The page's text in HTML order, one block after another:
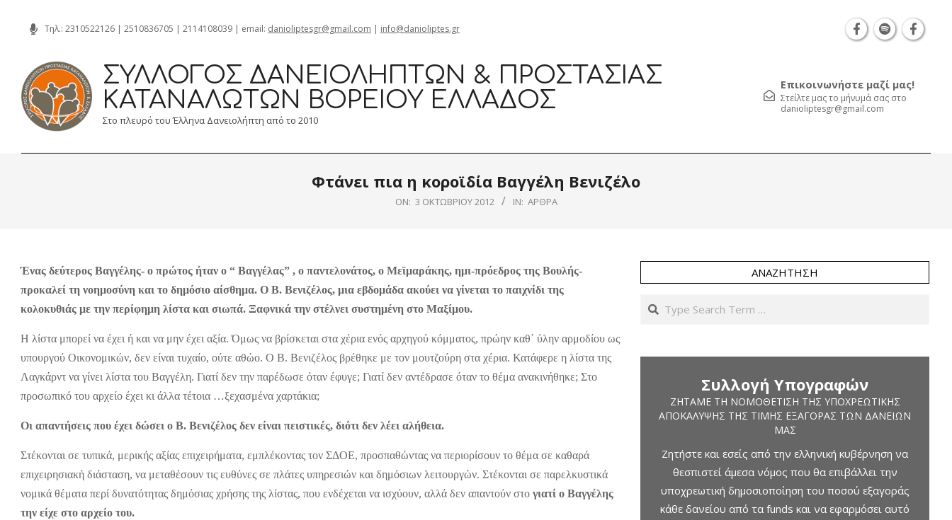
content
Τηλ.: 2310522126 | 2510836705 | 2114108039 | email: danioliptesgr@gmail.com | info@danioliptes.gr
ΣΎΛΛΟΓΟΣ ΔΑΝΕΙΟΛΗΠΤΏΝ & ΠΡΟΣΤΑΣΊΑΣ
ΚΑΤΑΝΑΛΩΤΏΝ ΒΟΡΕΊΟΥ ΕΛΛΆΔΟΣ
Στο πλευρό του Έλληνα Δανειολήπτη από το 2010
Επικοινωνήστε μαζί μας!
Στείλτε μας το μήνυμά σας στο
danioliptesgr@gmail.com
Φτάνει πια η κοροϊδία Βαγγέλη Βενιζέλο
ON: 3 ΟΚΤΩΒΡΊΟΥ 2012 IN: ΆΡΘΡΑ
Ένας δεύτερος Βαγγέλης- ο πρώτος ήταν ο “ Βαγγέλας” , ο παντελονάτος, ο Μεϊμαράκης, ημι-πρόεδρος της Βουλής-
προκαλεί τη νοημοσύνη και το δημόσιο αίσθημα. Ο Β. Βενιζέλος, μια εβδομάδα ακούει να γίνεται το παιχνίδι της
κολοκυθιάς με την περίφημη λίστα και σιωπά. Ξαφνικά την στέλνει συστημένη στο Μαξίμου.
Η λίστα μπορεί να έχει ή και να μην έχει αξία. Όμως να βρίσκεται στα χέρια ενός αρχηγού κόμματος, πρώην καθ΄ ύλην αρμοδίου ως
υπουργού Οικονομικών, δεν είναι τυχαίο, ούτε αθώο. Ο Β. Βενιζέλος βρέθηκε με τον μουτζούρη στα χέρια. Κατάφερε η λίστα της
Λαγκάρντ να γίνει λίστα του Βαγγέλη. Γιατί δεν την παρέδωσε όταν έφυγε; Γιατί δεν αντέδρασε όταν το θέμα ανακινήθηκε; Στο
προσωπικό του αρχείο έχει κι άλλα τέτοια …ξεχασμένα χαρτάκια;
Οι απαντήσεις που έχει δώσει ο Β. Βενιζέλος δεν είναι πειστικές, διότι δεν λέει αλήθεια.
Στέκονται σε τυπικά, μερικής αξίας επιχειρήματα, εμπλέκοντας τον ΣΔΟΕ, προσπαθώντας να περιορίσουν το θέμα σε καθαρά
επιχειρησιακή διάσταση, να μεταθέσουν τις ευθύνες σε πλάτες υπηρεσιών και δημόσιων λειτουργών. Στέκονται σε παρελκυστικά
νομικά θέματα περί δυνατότητας δημόσιας χρήσης της λίστας, που ενδέχεται να ισχύουν, αλλά δεν απαντούν στο γιατί ο Βαγγέλης
την είχε στο αρχείο του.
ΑΝΑΖΉΤΗΣΗ
Search
Συλλογή Υπογραφών
ΖΗΤΆΜΕ ΤΗ ΝΟΜΟΘΈΤΙΣΗ ΤΗΣ ΥΠΟΧΡΕΩΤΙΚΉΣ
ΑΠΟΚΆΛΥΨΗΣ ΤΗΣ ΤΙΜΉΣ ΕΞΑΓΟΡΆΣ ΤΩΝ ΔΑΝΕΊΩΝ
ΜΑΣ
Ζητήστε και εσείς από την ελληνική κυβέρνηση να
θεσπιστεί άμεσα νόμος που θα επιβάλλει την
υποχρεωτική δημοσιοποίηση του ποσού εξαγοράς
κάθε δανείου από τα funds και να εφαρμόσει αυτό